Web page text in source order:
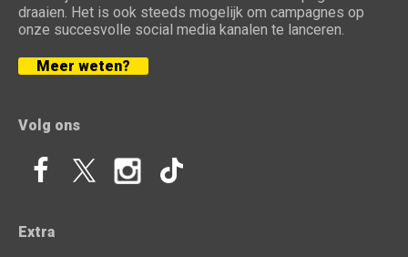
draaien. Het is ook steeds mogelijk om campagnes op
onze succesvolle social media kanalen te lanceren.
Meer weten?
Volg ons
Extra